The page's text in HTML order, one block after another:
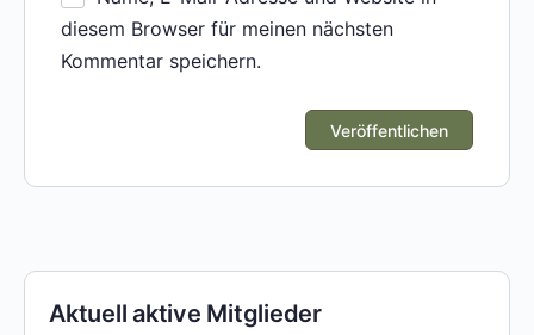
diesem Browser für meinen nächsten
Kommentar speichern.
Aktuell aktive Mitglieder